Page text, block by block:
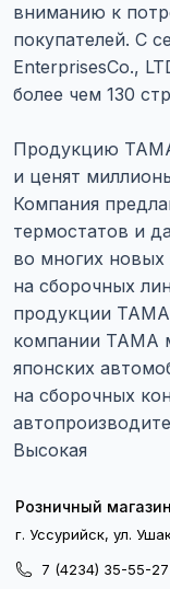
вниманию к
покупателей. С
EnterprisesCo.,
более чем 130
Продукцию
и ценят
Компания
термостатов и
во многих новых
на сборочных
продукции
компании ТАМА
японских
на сборочных
Высокая
Розничный магазин
г. Уссурийск, ул.
7 (4234) 35-55-27